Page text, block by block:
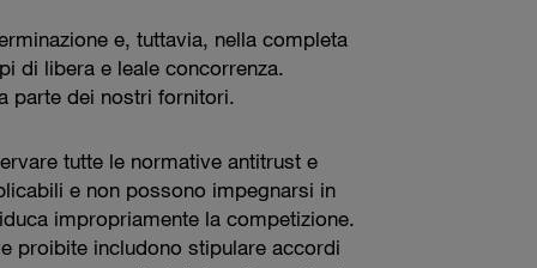
e, tuttavia, nella completa
di libera e leale concorrenza.
parte dei nostri fornitori.
tutte le normative antitrust e
e non possono impegnarsi in
impropriamente la competizione.
proibite includono stipulare accordi